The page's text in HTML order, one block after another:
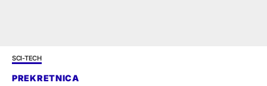
SCI-TECH